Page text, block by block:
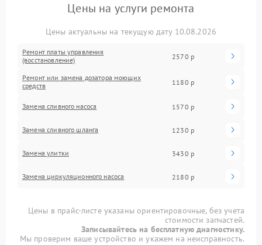
Цены на услуги ремонта
Цены актуальны на текущую дату 10.08.2026
Ремонт платы управления
(восстановление)
2570 р
Ремонт или замена дозатора моющих
средств
1180 р
Замена сливного насоса 1570 р
Замена сливного шланга 1230 р
Замена улитки 3430 р
Замена циркуляционного насоса 2180 р
Цены в прайс-листе указаны ориентировочные, без учета
стоимости запчастей.
Записывайтесь на бесплатную диагностику.
Мы проверим ваше устройство и укажем на неисправность.